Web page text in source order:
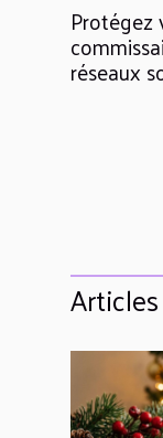
Protégez
réseaux